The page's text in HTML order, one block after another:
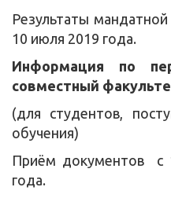
Результаты
10 июля 2019 года.
Информация по
совместный
(для студентов,
обучения)
Приём документов с
года.